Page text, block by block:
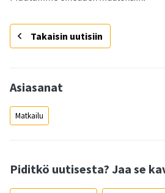
Takaisin uutisiin
Asiasanat
Matkailu
Piditkö uutisesta? Jaa se